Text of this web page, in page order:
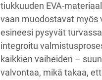
tiukkuuden EVA-
vaan muodostavat myös
esineesi pysyvät
integroitu
kaikkien vaiheiden –
valvontaa, mikä takaa,